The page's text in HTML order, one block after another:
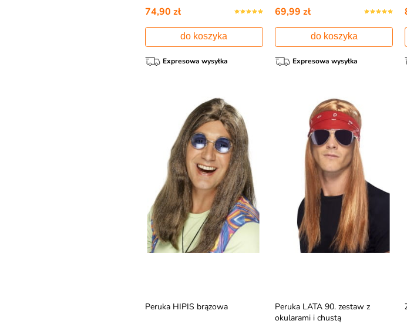
74,90 zł
do koszyka
Expresowa wysyłka
69,99 zł
do koszyka
Expresowa wysyłka
Peruka HIPIS brązowa
Peruka LATA 90. zestaw z
okularami i chustą